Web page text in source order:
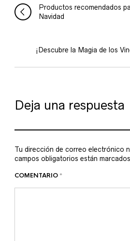
Productos recomendados
Navidad
¡Descubre la Magia de los
Deja una respuesta
Tu dirección de correo electrónico
campos obligatorios están
COMENTARIO*